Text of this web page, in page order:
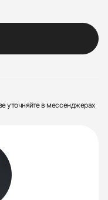
уточняйте в мессенджерах